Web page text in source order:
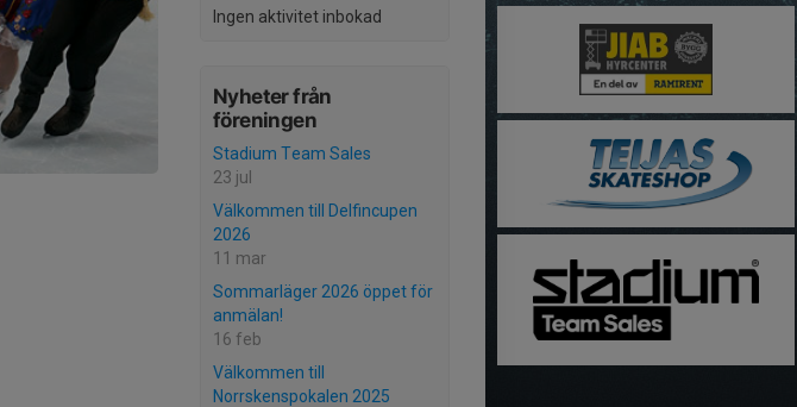
Ingen aktivitet inbokad
Nyheter från
föreningen
Stadium Team Sales
23 jul
Välkommen till Delfincupen
2026
11 mar
Sommarläger 2026 öppet för
anmälan!
16 feb
Välkommen till
Norrskenspokalen 2025